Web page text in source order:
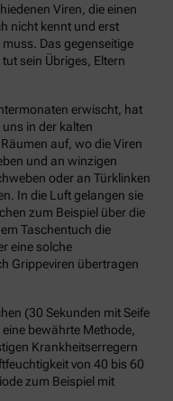
Viren, die einen
nicht kennt und erst
Das gegenseitige
sein Übriges, Eltern
erwischt, hat
in der kalten
auf, wo die Viren
und an winzigen
oder an Türklinken
In die Luft gelangen sie
zum Beispiel über die
Taschentuch die
eine solche
Grippeviren übertragen
(30 Sekunden mit Seife
bewährte Methode,
Krankheitserregern
von 40 bis 60
zum Beispiel mit